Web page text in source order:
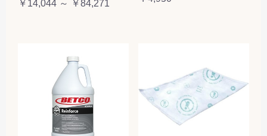
￥14,044 ～ ￥84,271